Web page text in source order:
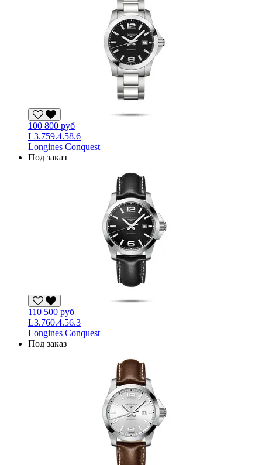
100 800 руб
L3.759.4.58.6
Longines Conquest
Под заказ
110 500 руб
L3.760.4.56.3
Longines Conquest
Под заказ